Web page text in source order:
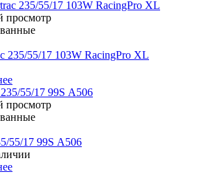
просмотр
235/55/17 103W RacingPro XL
просмотр
55/17 99S А506